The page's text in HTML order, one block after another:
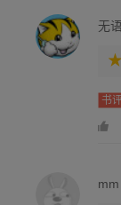
无
书
mm